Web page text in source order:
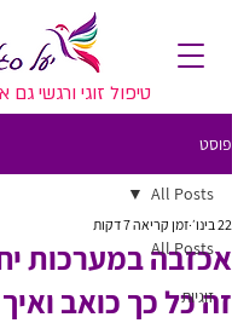
טיפול זוגי ורגשי גם
פוסט
All Posts
זוגיות
All Posts
אכזבה במערכות
זה כל כך כואב
22 בינו׳ זמן קריאה 7 דקות